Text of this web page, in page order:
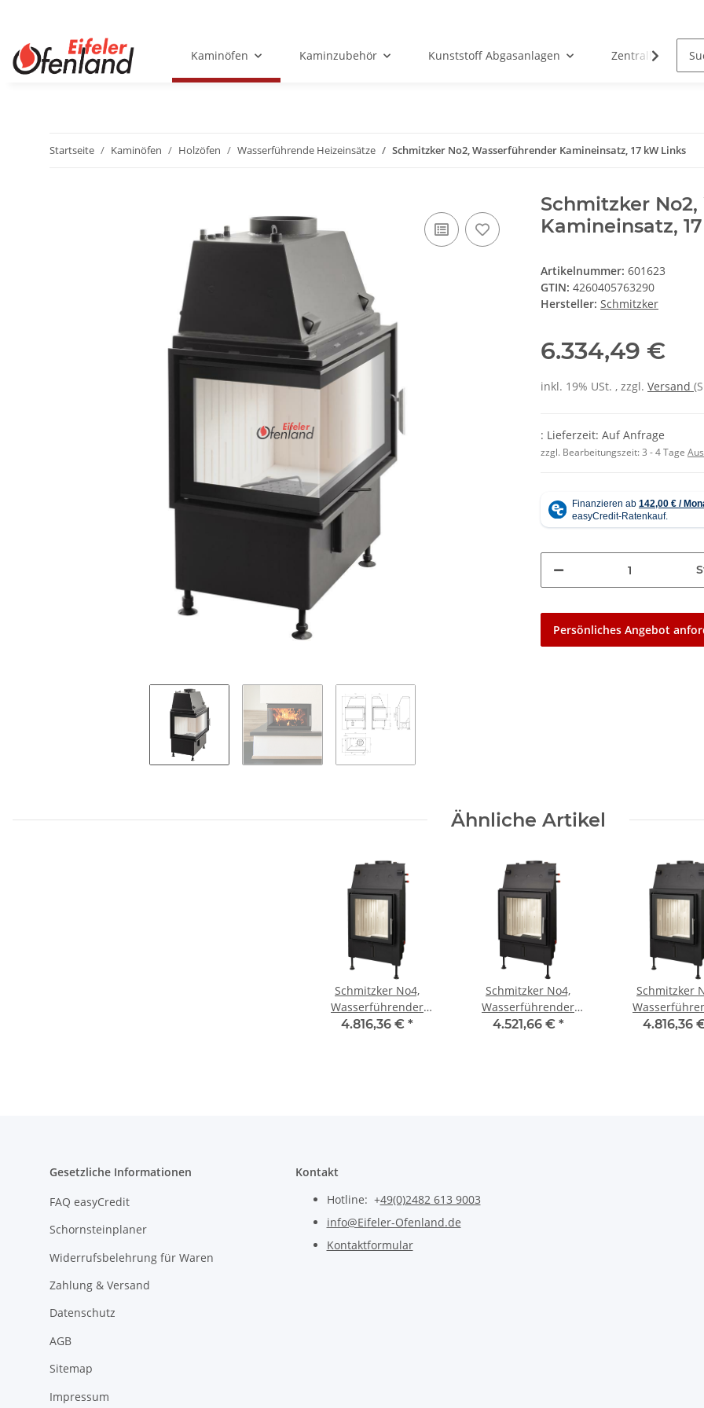
Kaminöfen Kaminzubehör Kunststoff Abgasanlagen
Startseite Kaminöfen Holzöfen Wasserführende Heizeinsätze Schmitzker No2, Wasserführender Kamineinsatz, 17 kW Links
Schmitzker
Kamineinsatz,
Artikelnummer: 601623
GTIN: 4260405763290
Hersteller: Schmitzker
6.334,49 €
inkl. 19% USt. , zzgl. Versand
: Lieferzeit: Auf Anfrage
zzgl. Bearbeitungszeit:3 - 4 Tage
Persönliches Angebot
Ähnliche Artikel
Schmitzker No4,
Wasserführender
Kamineinsatz, 15kW
4.816,36 € *
Schmitzker No4,
Wasserführender
Kamineinsatz, 22kW
4.521,66 € *
Schmitzker
Kamineinsatz,
4.816,36
Gesetzliche Informationen
FAQ easyCredit
Schornsteinplaner
Widerrufsbelehrung für Waren
Zahlung & Versand
Datenschutz
AGB
Sitemap
Impressum
Kontakt
Hotline: +49(0)2482 613 9003
info@Eifeler-Ofenland.de
Kontaktformular